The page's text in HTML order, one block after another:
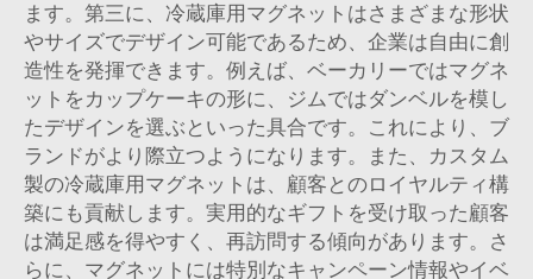
ます。第三に、冷蔵庫用マグネットはさまざまな形状
やサイズでデザイン可能であるため、企業は自由に創
造性を発揮できます。例えば、ベーカリーではマグネ
ットをカップケーキの形に、ジムではダンベルを模し
たデザインを選ぶといった具合です。これにより、ブ
ランドがより際立つようになります。また、カスタム
製の冷蔵庫用マグネットは、顧客とのロイヤルティ構
築にも貢献します。実用的なギフトを受け取った顧客
は満足感を得やすく、再訪問する傾向があります。さ
らに、マグネットには特別なキャンペーン情報やイベ